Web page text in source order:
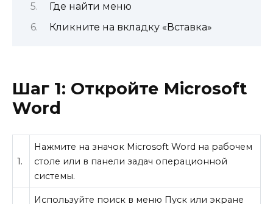
Где найти меню
Кликните на вкладку «Вставка»
Шаг 1: Откройте Microsoft
Word
1.
Нажмите на значок Microsoft Word на рабочем
столе или в панели задач операционной
системы.
Используйте поиск в меню Пуск или экране